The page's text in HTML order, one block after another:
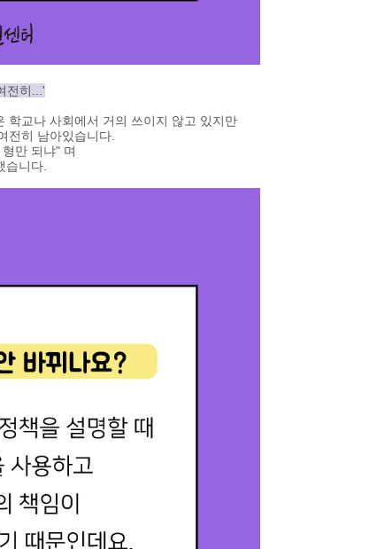
전히...'
학교나 사회에서 거의 쓰이지 않고 있지만
전히 남아있습니다.
만 되냐" 며
습니다.